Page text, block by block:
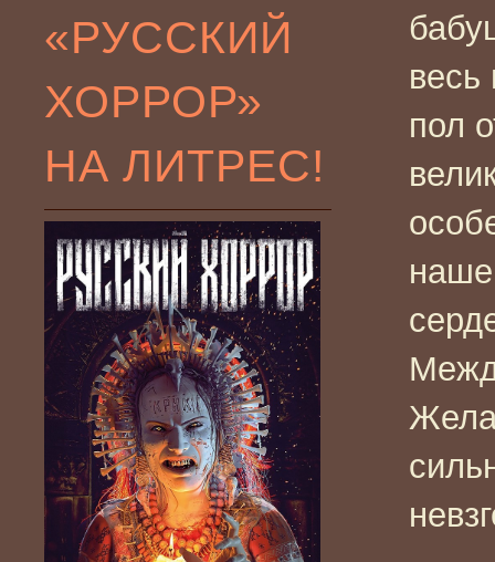
«РУССКИЙ
ХОРРОР»
НА ЛИТРЕС!
весь
пол